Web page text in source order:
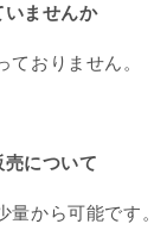
ませんか
おりません。
について
量から可能です